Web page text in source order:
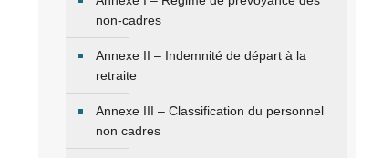
non-cadres
Annexe II – Indemnité de départ à la
retraite
Annexe III – Classification du personnel
non cadres